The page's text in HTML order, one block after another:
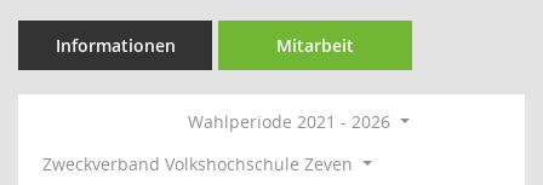
Informationen Mitarbeit
Wahlperiode 2021 - 2026
Zweckverband Volkshochschule Zeven